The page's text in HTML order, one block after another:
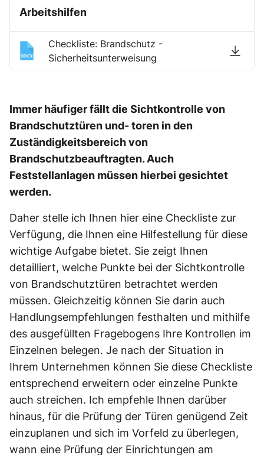
Arbeitshilfen
Checkliste: Brandschutz -
Sicherheitsunterweisung
Immer häufiger fällt die Sichtkontrolle von
Brandschutztüren und- toren in den
Zuständigkeitsbereich von
Brandschutzbeauftragten. Auch
Feststellanlagen müssen hierbei gesichtet
werden.
Daher stelle ich Ihnen hier eine Checkliste zur
Verfügung, die Ihnen eine Hilfestellung für diese
wichtige Aufgabe bietet. Sie zeigt Ihnen
detailliert, welche Punkte bei der Sichtkontrolle
von Brandschutztüren betrachtet werden
müssen. Gleichzeitig können Sie darin auch
Handlungsempfehlungen festhalten und mithilfe
des ausgefüllten Fragebogens Ihre Kontrollen im
Einzelnen belegen. Je nach der Situation in
Ihrem Unternehmen können Sie diese Checkliste
entsprechend erweitern oder einzelne Punkte
auch streichen. Ich empfehle Ihnen darüber
hinaus, für die Prüfung der Türen genügend Zeit
einzuplanen und sich im Vorfeld zu überlegen,
wann eine Prüfung der Einrichtungen am